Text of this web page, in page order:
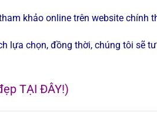
khảo online trên website chính
lựa chọn, đồng thời, chúng tôi sẽ
TẠI ĐÂY!)